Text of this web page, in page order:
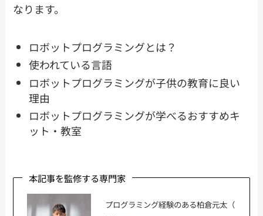
なります。
ロボットプログラミングとは？
使われている言語
ロボットプログラミングが子供の教育に良い
理由
ロボットプログラミングが学べるおすすめキ
ット・教室
本記事を監修する専門家
プログラミング経験のある柏倉元太（